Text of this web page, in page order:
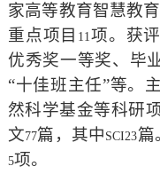
家高等教育智慧教
重点项目 11项。获
优秀奖一等奖、毕
“十佳班主任”等。
然科学基金等科研
文77篇，其中 SCI23篇
5项。